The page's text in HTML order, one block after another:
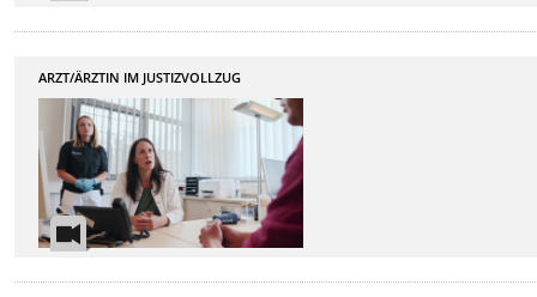
ARZT/ÄRZTIN IM JUSTIZVOLLZUG